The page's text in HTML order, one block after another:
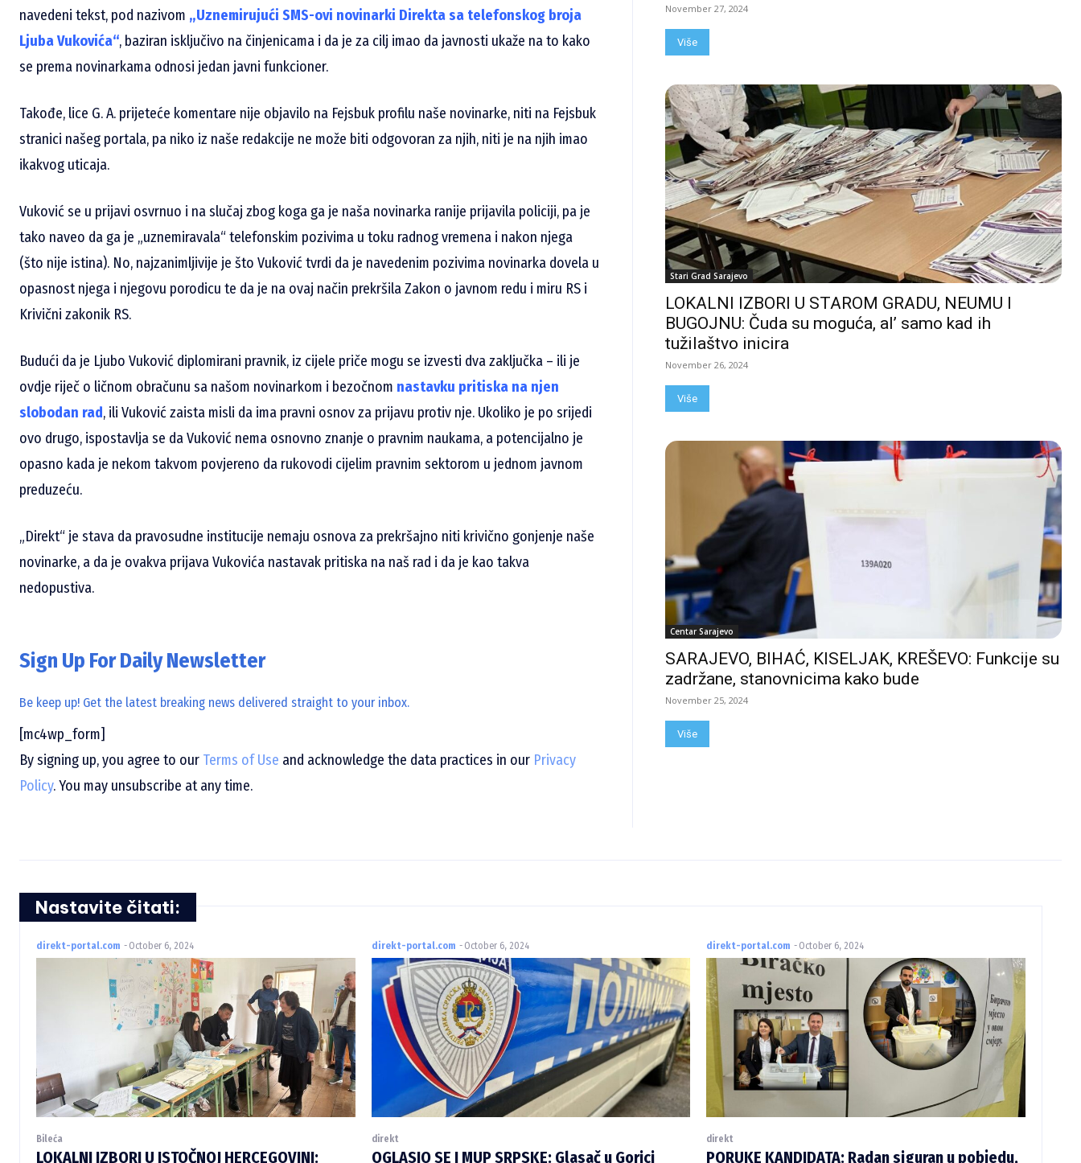
navedeni tekst, pod nazivom „Uznemirujući SMS-ovi novinarki Direkta sa telefonskog broja
Ljuba Vukovića“, baziran isključivo na činjenicama i da je za cilj imao da javnosti ukaže na to kako
se prema novinarkama odnosi jedan javni funkcioner.
Takođe, lice G. A. prijeteće komentare nije objavilo na Fejsbuk profilu naše novinarke, niti na Fejsbuk
stranici našeg portala, pa niko iz naše redakcije ne može biti odgovoran za njih, niti je na njih imao
ikakvog uticaja.
Vuković se u prijavi osvrnuo i na slučaj zbog koga ga je naša novinarka ranije prijavila policiji, pa je
tako naveo da ga je „uznemiravala“ telefonskim pozivima u toku radnog vremena i nakon njega
(što nije istina). No, najzanimljivije je što Vuković tvrdi da je navedenim pozivima novinarka dovela u
opasnost njega i njegovu porodicu te da je na ovaj način prekršila Zakon o javnom redu i miru RS i
Krivični zakonik RS.
Budući da je Ljubo Vuković diplomirani pravnik, iz cijele priče mogu se izvesti dva zaključka – ili je
ovdje riječ o ličnom obračunu sa našom novinarkom i bezočnom nastavku pritiska na njen
slobodan rad, ili Vuković zaista misli da ima pravni osnov za prijavu protiv nje. Ukoliko je po srijedi
ovo drugo, ispostavlja se da Vuković nema osnovno znanje o pravnim naukama, a potencijalno je
opasno kada je nekom takvom povjereno da rukovodi cijelim pravnim sektorom u jednom javnom
preduzeću.
„Direkt“ je stava da pravosudne institucije nemaju osnova za prekršajno niti krivično gonjenje naše
novinarke, a da je ovakva prijava Vukovića nastavak pritiska na naš rad i da je kao takva
nedopustiva.
Sign Up For Daily Newsletter
Be keep up! Get the latest breaking news delivered straight to your inbox.
[mc4wp_form]
By signing up, you agree to our Terms of Use and acknowledge the data practices in our Privacy
Policy. You may unsubscribe at any time.
November 27, 2024
Više
Stari Grad Sarajevo
LOKALNI IZBORI U STAROM GRADU, NEUMU I
BUGOJNU: Čuda su moguća, al’ samo kad ih
tužilaštvo inicira
November 26, 2024
Više
Centar Sarajevo
SARAJEVO, BIHAĆ, KISELJAK, KREŠEVO: Funkcije su
zadržane, stanovnicima kako bude
November 25, 2024
Više
Nastavite čitati:
direkt-portal.com - October 6, 2024
Bileća
LOKALNI IZBORI U ISTOČNOJ HERCEGOVINI:
direkt-portal.com - October 6, 2024
direkt
OGLASIO SE I MUP SRPSKE: Glasač u Gorici
direkt-portal.com - October 6, 2024
direkt
PORUKE KANDIDATA: Radan siguran u pobjedu,